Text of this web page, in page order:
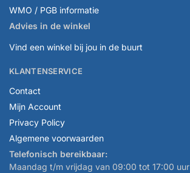
WMO / PGB informatie
Advies in de winkel
Vind een winkel bij jou in de buurt
KLANTENSERVICE
Contact
Mijn Account
Privacy Policy
Algemene voorwaarden
Telefonisch bereikbaar:
Maandag t/m vrijdag van 09:00 tot 17:00 uur